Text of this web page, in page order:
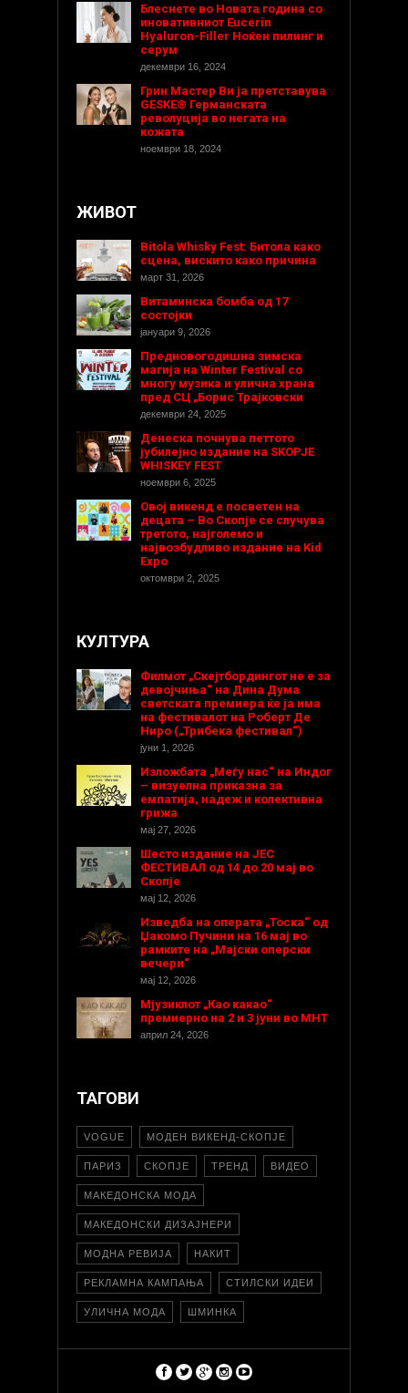
Блеснете во Новата година со
иновативниот Eucerin
Hyaluron-Filler Ноќен пилинг и
серум
декември 16, 2024
Грин Мастер Ви ја претставува
GESKE® Германската
револуција во негата на
кожата
ноември 18, 2024
ЖИВОТ
Bitola Whisky Fest: Битола како
сцена, вискито како причина
март 31, 2026
Витаминска бомба од 17
состојки
јануари 9, 2026
Предновогодишнa зимска
магија на Winter Festival со
многу музика и улична храна
пред СЦ „Борис Трајковски
декември 24, 2025
Денеска почнува петтото
јубилејно издание на SKOPJE
WHISKEY FEST
ноември 6, 2025
Овој викенд е посветен на
децата – Во Скопје се случува
третото, најголемо и
највозбудливо издание на Kid
Expo
октомври 2, 2025
КУЛТУРА
Филмот „Скејтбордингот не е за
девојчиња“ на Дина Дума
светската премиера ќе ја има
на фестивалот на Роберт Де
Ниро („Трибека фестивал“)
јуни 1, 2026
Изложбата „Меѓу нас“ на Индог
– визуелна приказна за
емпатија, надеж и колективна
грижа
мај 27, 2026
Шесто издание на ЈЕС
ФЕСТИВАЛ од 14 до 20 мај во
Скопје
мај 12, 2026
Изведба на операта „Тоска“ од
Џакомо Пучини на 16 мај во
рамките на „Мајски оперски
вечери“
мај 12, 2026
Мјузиклот „Као какао“
премиерно на 2 и 3 јуни во МНТ
април 24, 2026
ТАГОВИ
VOGUE МОДЕН ВИКЕНД-СКОПЈЕ
ПАРИЗ СКОПЈЕ ТРЕНД ВИДЕО
МАКЕДОНСКА МОДА
МАКЕДОНСКИ ДИЗАЈНЕРИ
МОДНА РЕВИЈА НАКИТ
РЕКЛАМНА КАМПАЊА СТИЛСКИ ИДЕИ
УЛИЧНА МОДА ШМИНКА